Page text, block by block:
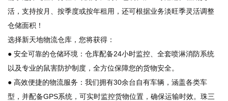
活，支持按月、按季度或按年租用，还可根据业务淡旺季灵活调整
仓储面积！
选择新天地物流仓库，您将获得：
● 安全可靠的仓储环境：仓库配备24小时监控、全套喷淋消防系统
以及专业的鼠害防护制度，全方位保障您的货物安全。
● 高效便捷的物流服务：我们拥有30余台自有车辆，涵盖各类车
型，并配备GPS系统，可实时监控货物位置，确保运输时效。珠三